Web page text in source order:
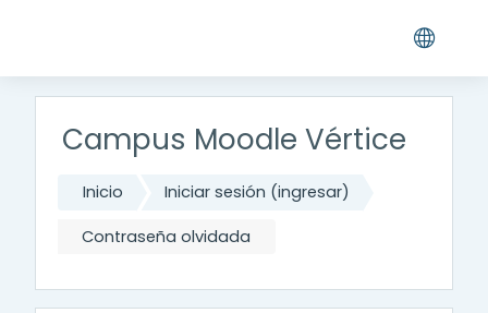
Campus Moodle Vértice
Inicio Iniciar sesión (ingresar)
Contraseña olvidada